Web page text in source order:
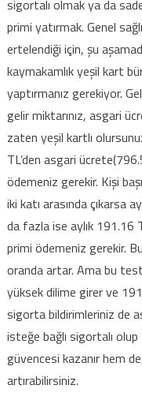
sigortalı olmak ya da
primi yatırmak. Genel
ertelendiği için, şu
kaymakamlık yeşil kart
yaptırmanız gerekiyor.
gelir miktarınız, asgari
zaten yeşil kartlı
TL’den asgari
ödemeniz gerekir. Kişi
iki katı arasında çıkarsa
da fazla ise aylık 191.16
primi ödemeniz gerekir.
oranda artar. Ama bu
yüksek dilime girer ve
sigorta bildirimleriniz de
isteğe bağlı sigortalı
güvencesi kazanır hem
artırabilirsiniz.